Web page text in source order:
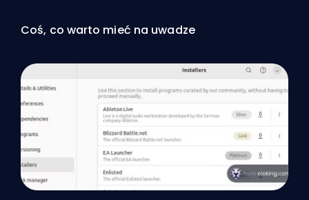
Coś, co warto mieć na uwadze